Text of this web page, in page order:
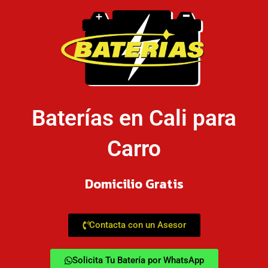
Baterías en Cali para
Carro
Domicilio Gratis
Contacta con un Asesor
Solicita Tu Batería por WhatsApp